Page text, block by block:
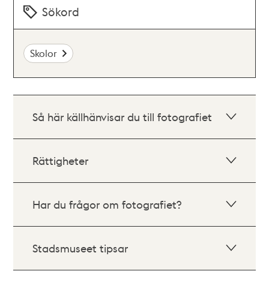
Sökord
Skolor
Så här källhänvisar du till fotografiet
Rättigheter
Har du frågor om fotografiet?
Stadsmuseet tipsar